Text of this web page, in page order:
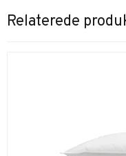
Relaterede